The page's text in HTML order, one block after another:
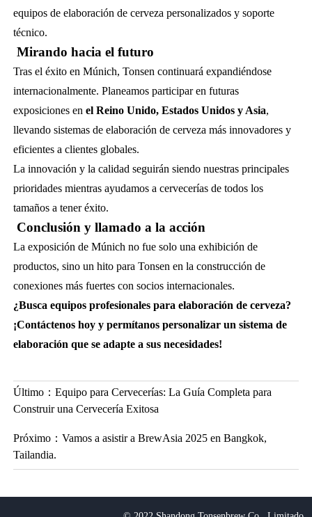
equipos de elaboración de cerveza personalizados y soporte
técnico.
Mirando hacia el futuro
Tras el éxito en Múnich, Tonsen continuará expandiéndose
internacionalmente. Planeamos participar en futuras
exposiciones en el Reino Unido, Estados Unidos y Asia,
llevando sistemas de elaboración de cerveza más innovadores y
eficientes a clientes globales.
La innovación y la calidad seguirán siendo nuestras principales
prioridades mientras ayudamos a cervecerías de todos los
tamaños a tener éxito.
Conclusión y llamado a la acción
La exposición de Múnich no fue solo una exhibición de
productos, sino un hito para Tonsen en la construcción de
conexiones más fuertes con socios internacionales.
¿Busca equipos profesionales para elaboración de cerveza?
¡Contáctenos hoy y permítanos personalizar un sistema de
elaboración que se adapte a sus necesidades!
Último： Equipo para Cervecerías: La Guía Completa para
Construir una Cervecería Exitosa
Próximo： Vamos a asistir a BrewAsia 2025 en Bangkok,
Tailandia.